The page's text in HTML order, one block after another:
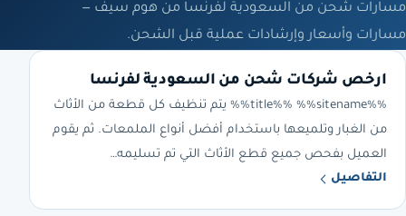
مسارات شحن من السعودية لفرنسا من هوم سيف —
مسارات وأسعار وإرشادات عملية قبل الشحن.
ارخص شركات شحن من السعودية لفرنسا
%%title%% %%sitename%% يتم تنظيف كل قطعة من الأثاث
من الغبار وتلميعها باستخدام أفضل أنواع الملمعات. ثم يقوم
العميل بفحص جميع قطع الأثاث التي تم تسليمه…
التفاصيل